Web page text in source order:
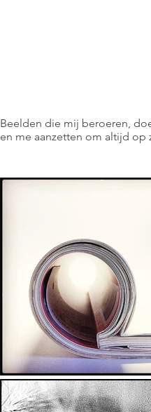
Beelden die mij beroeren,
en me aanzetten om altijd op